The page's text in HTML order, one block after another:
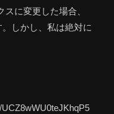
に変更した場合、
しかし、私は絶対に